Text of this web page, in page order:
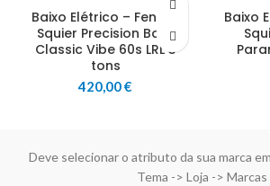
Baixo Elétrico – Fender
Squier Precision Bass
Classic Vibe 60s LRL 3
tons
420,00€
Baixo
Deve selecionar o atributo da sua marca
Tema -> Loja -> Marcas